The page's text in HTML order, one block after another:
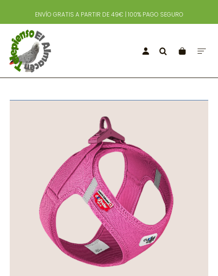
ENVÍO GRATIS A PARTIR DE 49€ | 100% PAGO SEGURO